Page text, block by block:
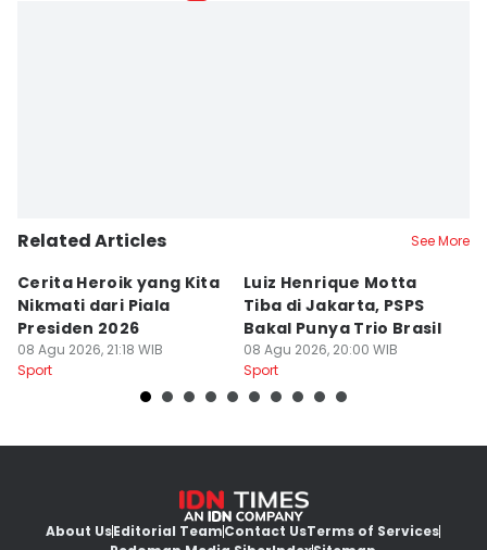
Related Articles See More
Cerita Heroik yang Kita
Nikmati dari Piala
Presiden 2026
08 Agu 2026, 21:18 WIB
Sport
Luiz Henrique Motta
Tiba di Jakarta, PSPS
Bakal Punya Trio Brasil
08 Agu 2026, 20:00 WIB
Sport
About UsEditorial TeamContact UsTerms of Services